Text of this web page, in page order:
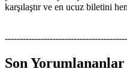
karşılaştır ve en ucuz biletini
Son Yorumlananlar